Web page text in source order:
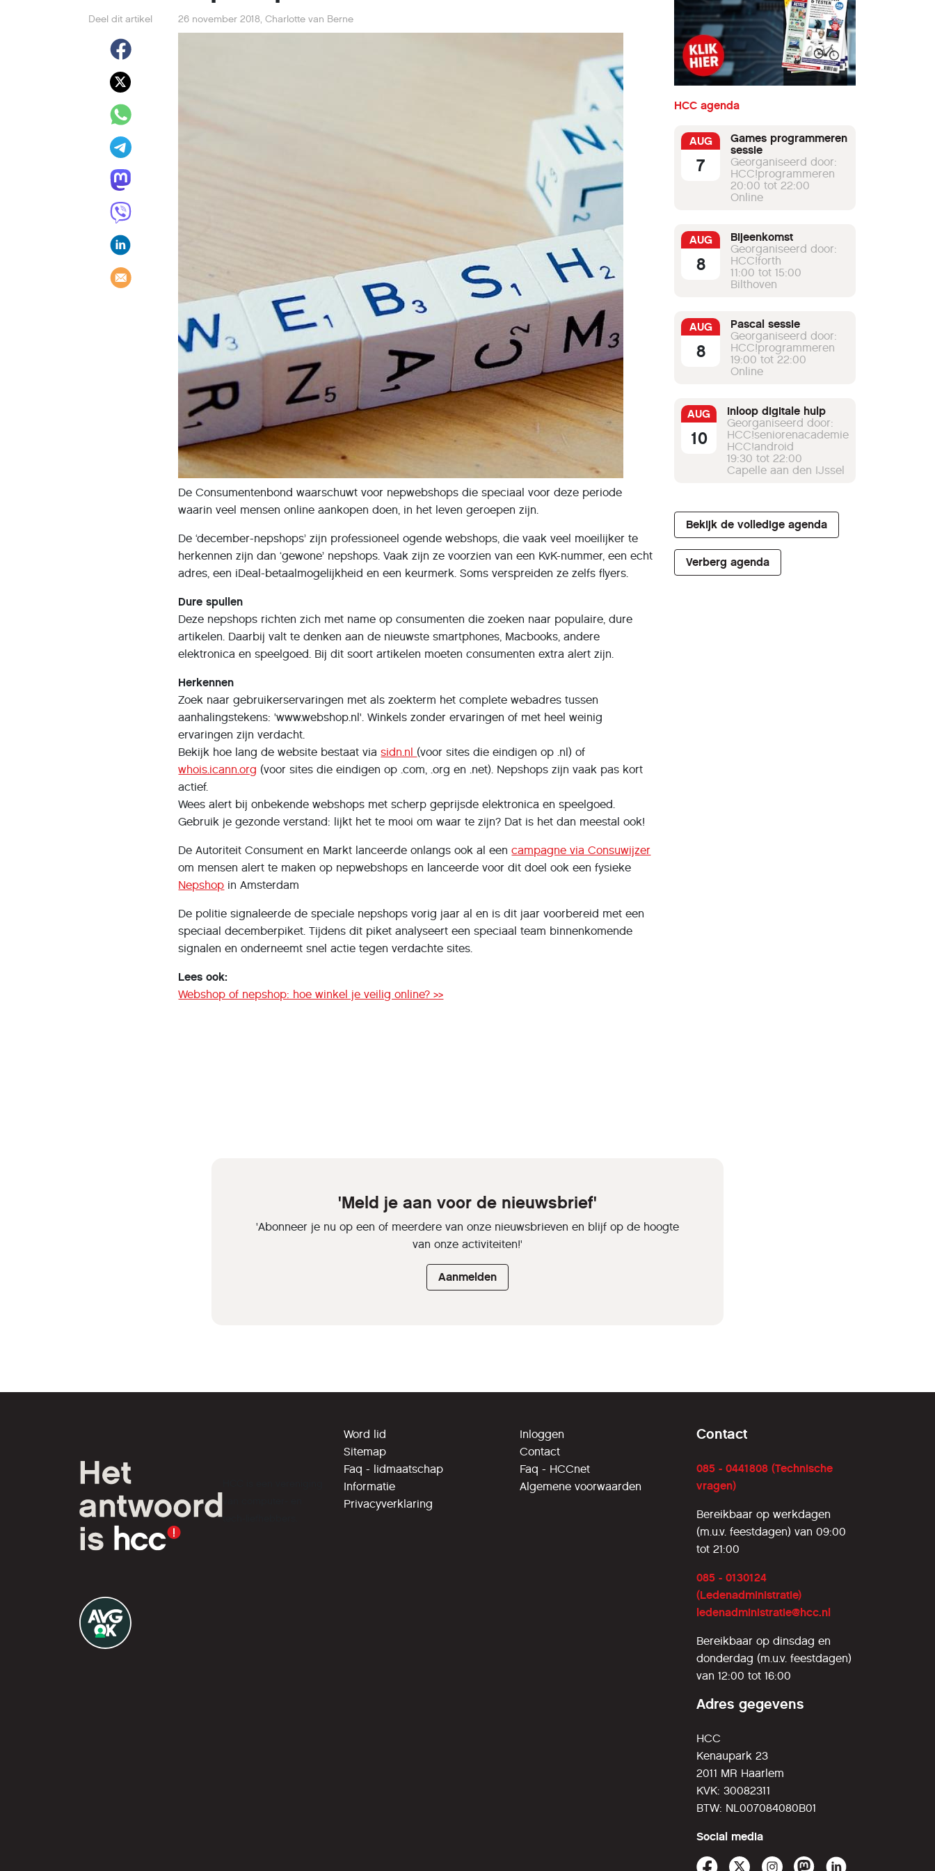
Deel dit artikel 26 november 2018,Charlotte van Berne
De Consumentenbond waarschuwt voor nepwebshops die speciaal voor deze periode
waarin veel mensen online aankopen doen, in het leven geroepen zijn.
De ‘december-nepshops’ zijn professioneel ogende webshops, die vaak veel moeilijker te
herkennen zijn dan ‘gewone’ nepshops. Vaak zijn ze voorzien van een KvK-nummer, een echt
adres, een iDeal-betaalmogelijkheid en een keurmerk. Soms verspreiden ze zelfs flyers.
Dure spullen
Deze nepshops richten zich met name op consumenten die zoeken naar populaire, dure
artikelen. Daarbij valt te denken aan de nieuwste smartphones, Macbooks, andere
elektronica en speelgoed. Bij dit soort artikelen moeten consumenten extra alert zijn.
Herkennen
Zoek naar gebruikerservaringen met als zoekterm het complete webadres tussen
aanhalingstekens: 'www.webshop.nl'. Winkels zonder ervaringen of met heel weinig
ervaringen zijn verdacht.
Bekijk hoe lang de website bestaat viasidn.nl (voor sites die eindigen op .nl) of
whois.icann.org (voor sites die eindigen op .com, .org en .net). Nepshops zijn vaak pas kort
actief.
Wees alert bij onbekende webshops met scherp geprijsde elektronica en speelgoed.
Gebruik je gezonde verstand: lijkt het te mooi om waar te zijn? Dat is het dan meestal ook!
De Autoriteit Consument en Markt lanceerde onlangs ook al eencampagne via Consuwijzer
om mensen alert te maken op nepwebshops en lanceerde voor dit doel ook een fysieke
Nepshop in Amsterdam
De politie signaleerde de speciale nepshops vorig jaar al en is dit jaar voorbereid met een
speciaal decemberpiket. Tijdens dit piket analyseert een speciaal team binnenkomende
signalen en onderneemt snel actie tegen verdachte sites.
Lees ook:
Webshop of nepshop: hoe winkel je veilig online? >>
HCC agenda
AUG
7
Games programmeren
sessie
Georganiseerd door:
HCC!programmeren
20:00 tot 22:00
Online
AUG
8
Bijeenkomst
Georganiseerd door:
HCC!forth
11:00 tot 15:00
Bilthoven
AUG
8
Pascal sessie
Georganiseerd door:
HCC!programmeren
19:00 tot 22:00
Online
AUG
10
Inloop digitale hulp
Georganiseerd door:
HCC!seniorenacademie
HCC!android
19:30 tot 22:00
Capelle aan den IJssel
Bekijk de volledige agenda
Verberg agenda
'Meld je aan voor de nieuwsbrief'
'Abonneer je nu op een of meerdere van onze nieuwsbrieven en blijf op de hoogte
van onze activiteiten!'
Aanmelden
tech-liefhebbers.
Word lid
Sitemap
Faq - lidmaatschap
Informatie
Privacyverklaring
Inloggen
Contact
Faq - HCCnet
Algemene voorwaarden
Contact
085 - 0441808 (Technische
vragen)
Bereikbaar op werkdagen
(m.u.v. feestdagen) van 09:00
tot 21:00
085 - 0130124
(Ledenadministratie)
ledenadministratie@hcc.nl
Bereikbaar op dinsdag en
donderdag (m.u.v. feestdagen)
van 12:00 tot 16:00
Adres gegevens
HCC
Kenaupark 23
2011 MR Haarlem
KVK: 30082311
BTW: NL007084080B01
Social media